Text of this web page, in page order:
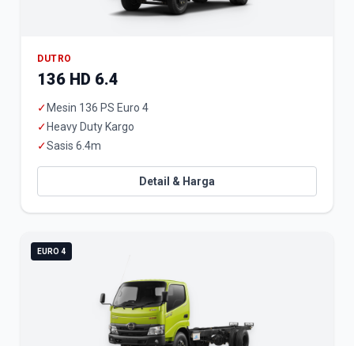
DUTRO
136 HD 6.4
✓ Mesin 136 PS Euro 4
✓ Heavy Duty Kargo
✓Sasis 6.4m
Detail & Harga
EURO 4